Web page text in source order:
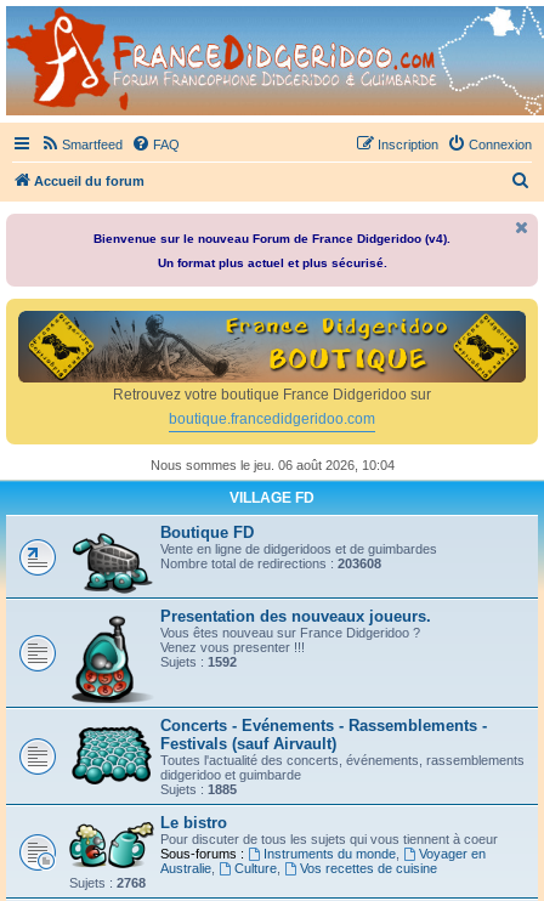
France Didgeridoo
Didgeridoo et Guimbarde sur France Didgeridoo - retrouvez la communauté.
Smartfeed FAQ Connexion
Inscription
Accueil du forum
e
r
Bienvenue sur le nouveau Forum de France Didgeridoo (v4).
Un format plus actuel et plus sécurisé.
Retrouvez votre boutique France Didgeridoo sur
boutique.francedidgeridoo.com
Nous sommes le jeu. 06 août 2026, 10:04
VILLAGE FD
Boutique FD
Vente en ligne de didgeridoos et de guimbardes
Nombre total de redirections : 203608
Presentation des nouveaux joueurs.
Vous êtes nouveau sur France Didgeridoo ?
Venez vous presenter !!!
Sujets : 1592
Concerts - Evénements - Rassemblements -
Festivals (sauf Airvault)
Toutes l'actualité des concerts, événements, rassemblements
didgeridoo et guimbarde
Sujets : 1885
Le bistro
Pour discuter de tous les sujets qui vous tiennent à coeur
Sous-forums :
Instruments du monde,
Voyager en
Australie
Culture,
Vos recettes de cuisine
Sujets : 2768